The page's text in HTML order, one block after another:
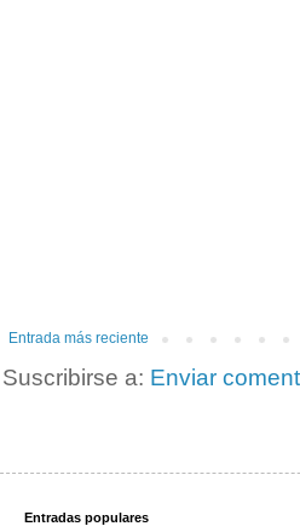
Entrada más reciente
Suscribirse a: Enviar
Entradas populares